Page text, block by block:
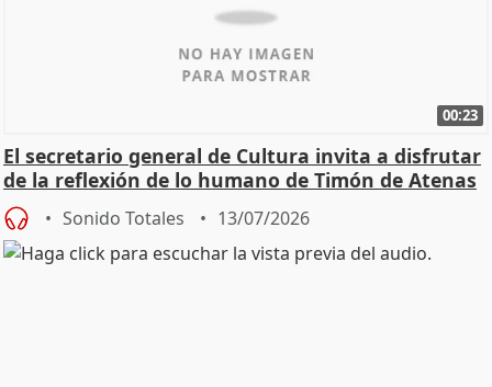
00:23
El secretario general de Cultura invita a disfrutar
de la reflexión de lo humano de Timón de Atenas
Sonido Totales 13/07/2026